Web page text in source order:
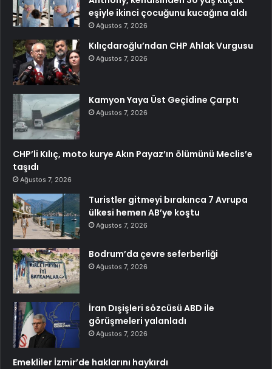
eşiyle ikinci çocuğunu kucağına aldı
Ağustos 7, 2026
Kılıçdaroğlu’ndan CHP Ahlak Vurgusu
Ağustos 7, 2026
Kamyon Yaya Üst Geçidine Çarptı
Ağustos 7, 2026
CHP’li Kılıç, moto kurye Akın Payaz’ın ölümünü Meclis’e
taşıdı
Ağustos 7, 2026
Turistler gitmeyi bırakınca 7 Avrupa
ülkesi hemen AB’ye koştu
Ağustos 7, 2026
Bodrum’da çevre seferberliği
Ağustos 7, 2026
İran Dışişleri sözcüsü ABD ile
görüşmeleri yalanladı
Ağustos 7, 2026
Emekliler İzmir’de haklarını haykırdı